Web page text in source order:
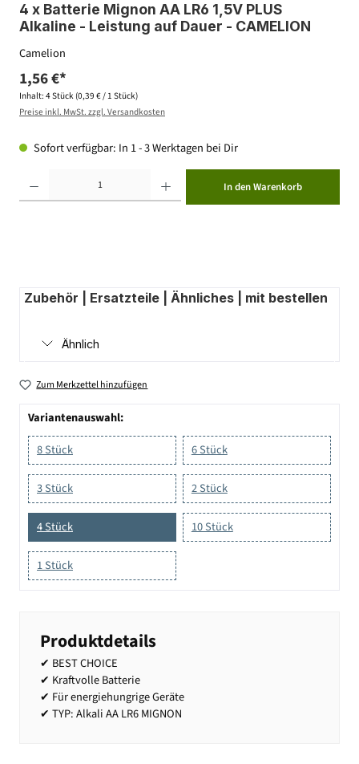
4 x Batterie Mignon AA LR6 1,5V PLUS
Alkaline - Leistung auf Dauer - CAMELION
Camelion
1,56 €*
Inhalt: 4 Stück (0,39 € / 1 Stück)
Preise inkl. MwSt. zzgl. Versandkosten
Sofort verfügbar: In 1 - 3 Werktagen bei Dir
In den Warenkorb
Zubehör | Ersatzteile | Ähnliches | mit bestellen
Ähnlich
Zum Merkzettel hinzufügen
Variantenauswahl:
8 Stück
6 Stück
3 Stück 2 Stück
4 Stück 10 Stück
1 Stück
Produktdetails
✔ BEST CHOICE
✔ Kraftvolle Batterie
✔ Für energiehungrige Geräte
✔ TYP: Alkali AA LR6 MIGNON